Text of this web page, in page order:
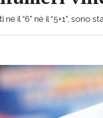
il “6” né il “5+1”, sono